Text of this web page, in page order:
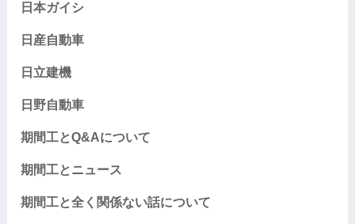
日本ガイシ
日産自動車
日立建機
日野自動車
期間工とQ&Aについて
期間工とニュース
期間工と全く関係ない話について